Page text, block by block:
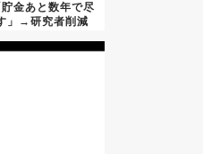
金あと数年で尽
」→研究者削減